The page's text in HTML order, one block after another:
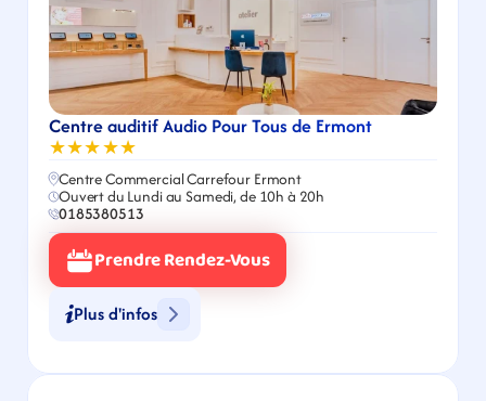
Centre auditif Audio Pour Tous de Ermont
★★★★★
Centre Commercial Carrefour Ermont
Ouvert du Lundi au Samedi, de 10h à 20h
0185380513
Prendre Rendez-Vous
Plus d'infos